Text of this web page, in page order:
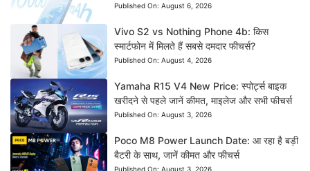
Published On: August 6, 2026
Vivo S2 vs Nothing Phone 4b: किस
स्मार्टफोन में मिलते हैं सबसे दमदार फीचर्स?
Published On: August 4, 2026
Yamaha R15 V4 New Price: स्पोर्ट्स बाइक
खरीदने से पहले जानें कीमत, माइलेज और सभी फीचर्स
Published On: August 3, 2026
Poco M8 Power Launch Date: आ रहा है बड़ी
बैटरी के साथ, जानें कीमत और फीचर्स
Published On: August 3, 2026